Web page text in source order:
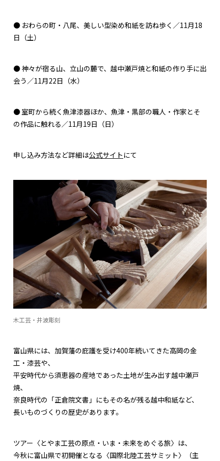
● おわらの町・八尾、美しい型染め和紙を訪ね歩く／11月18
日（土）
● 神々が宿る山、立山の麓で、越中瀬戸焼と和紙の作り手に出
会う／11月22日（水）
● 室町から続く魚津漆器ほか、魚津・黒部の職人・作家とそ
の作品に触れる／11月19日（日）
申し込み方法など詳細は公式サイト にて
木工芸・井波彫刻
富山県には、加賀藩の庇護を受け400年続いてきた高岡の金
工・漆芸や、
平安時代から須恵器の産地であった土地が生み出す越中瀬戸
焼、
奈良時代の「正倉院文書」にもその名が残る越中和紙など、
長いものづくりの歴史があります。
ツアー〈とやま工芸の原点・いま・未来をめぐる旅〉は、
今秋に富山県で初開催となる〈国際北陸工芸サミット〉（主